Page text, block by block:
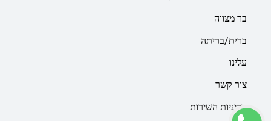
בר מצווה
ברית/בריתה
עלינו
צור קשר
מדיניות השירות